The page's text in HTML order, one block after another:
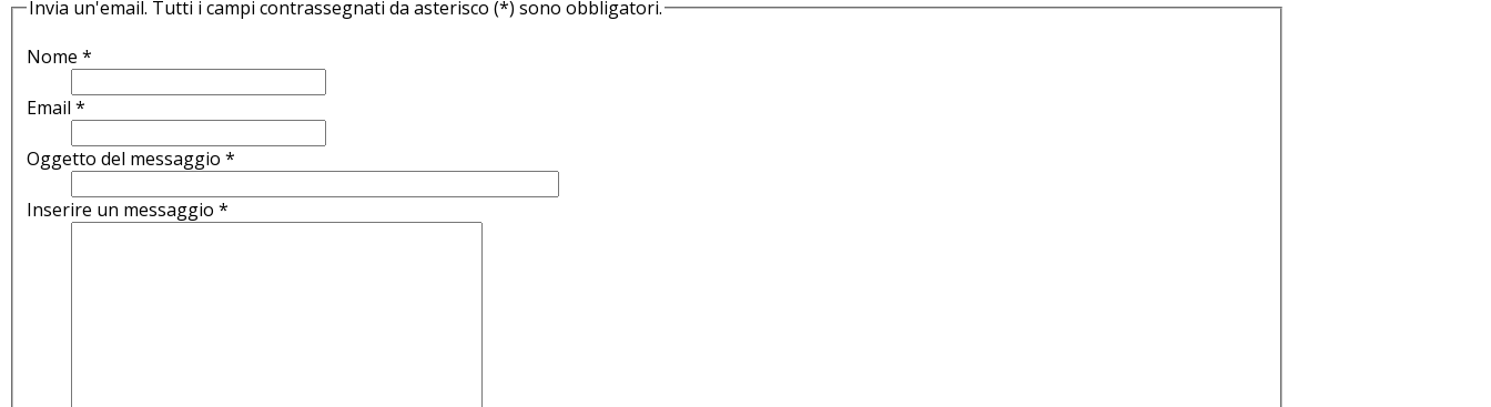
Invia un'email. Tutti i campi contrassegnati da asterisco (*) sono obbligatori.
Nome *
Email *
Oggetto del messaggio *
Inserire un messaggio *